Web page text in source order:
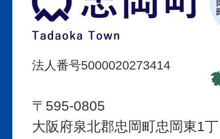
岡
町
Tadaoka
Town
法人番号5000020273414
〒595-0805
大阪府泉北郡忠岡町忠岡東1